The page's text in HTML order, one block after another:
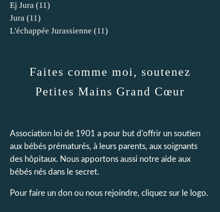
Ej Jura (11)
Jura (11)
L'échappée Jurassienne (11)
Faites comme moi, soutenez
Petites Mains Grand Cœur
Association loi de 1901 a pour but d'offrir un soutien
aux bébés prématurés, à leurs parents, aux soignants
des hôpitaux. Nous apportons aussi notre aide aux
bébés nés dans le secret.
Pour faire un don ou nous rejoindre, cliquez sur le logo.